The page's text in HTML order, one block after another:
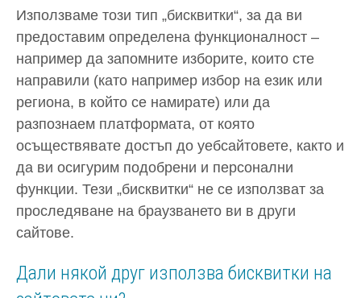
Използваме този тип „бисквитки“, за да ви
предоставим определена функционалност –
например да запомните изборите, които сте
направили (като например избор на език или
региона, в който се намирате) или да
разпознаем платформата, от която
осъществявате достъп до уебсайтовете, както и
да ви осигурим подобрени и персонални
функции. Тези „бисквитки“ не се използват за
проследяване на браузването ви в други
сайтове.
Дали някой друг използва бисквитки на